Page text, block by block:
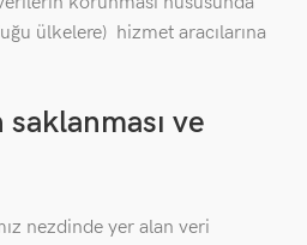
ülkelere) hizmet aracılarına
ve
nezdinde yer alan veri